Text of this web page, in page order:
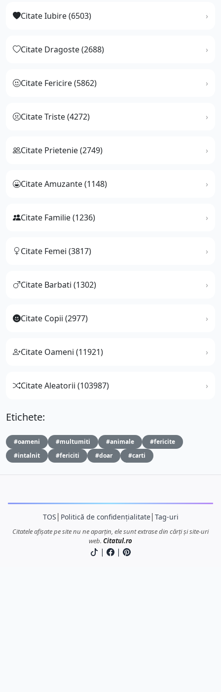
Citate Iubire (6503)
Citate Dragoste (2688)
Citate Fericire (5862)
Citate Triste (4272)
Citate Prietenie (2749)
Citate Amuzante (1148)
Citate Familie (1236)
Citate Femei (3817)
Citate Barbati (1302)
Citate Copii (2977)
Citate Oameni (11921)
Citate Aleatorii (103987)
Etichete:
#oameni #multumiti #animale
#fericite
#intalnit
#fericiti #doar #carti
TOS Politică de confidențialitate│ Tag-uri
Citatele afișate pe site nu ne aparțin, ele sunt extrase din cărți și site-uri
web. Citatul.ro
| |